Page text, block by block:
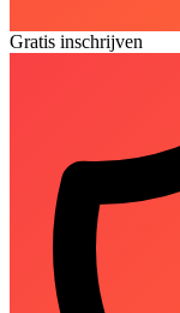
Gratis inschrijven